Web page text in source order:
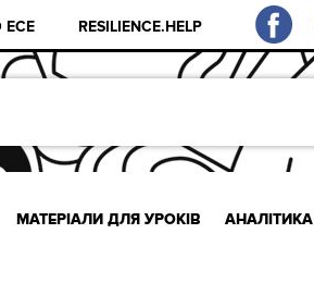
RESILIENCE.HELP
МАТЕРІАЛИ ДЛЯ УРОКІВ АНАЛІТИКА